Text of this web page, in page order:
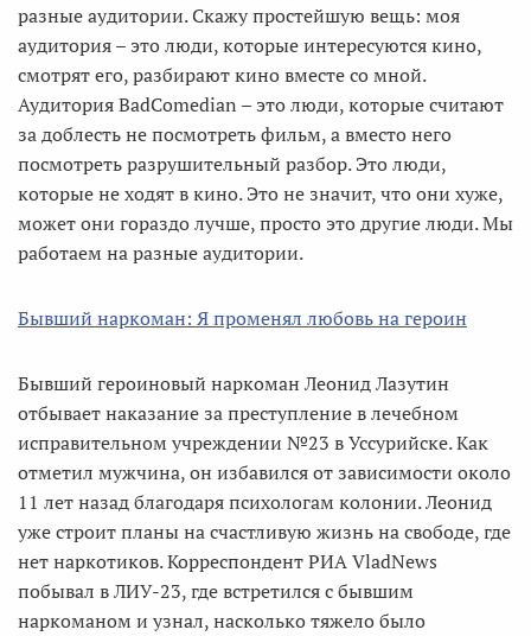
разные аудитории. Скажу простейшую вещь: моя
аудитория – это люди, которые интересуются кино,
смотрят его, разбирают кино вместе со мной.
Аудитория BadComedian – это люди, которые считают
за доблесть не посмотреть фильм, а вместо него
посмотреть разрушительный разбор. Это люди,
которые не ходят в кино. Это не значит, что они хуже,
может они гораздо лучше, просто это другие люди. Мы
работаем на разные аудитории.
Бывший наркоман: Я променял любовь на героин
Бывший героиновый наркоман Леонид Лазутин
отбывает наказание за преступление в лечебном
исправительном учреждении №23 в Уссурийске. Как
отметил мужчина, он избавился от зависимости около
11 лет назад благодаря психологам колонии. Леонид
уже строит планы на счастливую жизнь на свободе, где
нет наркотиков. Корреспондент РИА VladNews
побывал в ЛИУ-23, где встретился с бывшим
наркоманом и узнал, насколько тяжело было